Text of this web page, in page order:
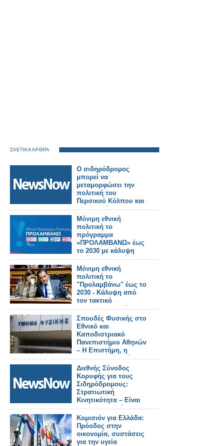
ΣΧΕΤΙΚΑ ΑΡΘΡΑ
Ο σιδηρόδρομος
μπορεί να
μεταμορφώσει την
πολιτική του
Περσικού Κόλπου και
την παγκόσμια
ασφάλεια.
Μόνιμη εθνική
πολιτική το
πρόγραμμα
«ΠΡΟΛΑΜΒΑΝΩ» έως
το 2030 με κάλυψη
από τον Τακτικό
Προϋπολογισμό
Μόνιμη εθνική
πολιτική το
"Προλαμβάνω" έως το
2030 - Κάλυψη από
τον τακτικό
προϋπολογισμό
Σπουδές Φυσικής στο
Εθνικό και
Καποδιστριακό
Πανεπιστήμιο Αθηνών
– Η Επιστήμη, η
Έρευνα, η Διεθνής
Αναγνώριση, οι
Επαγγελματικές
Προοπτικές
Διεθνής Σύνοδος
Κορυφής για τους
Σιδηρόδρομους:
Στρατιωτική
Κινητικότητα – Είναι
οι Ευρωπαϊκοί
Σιδηρόδρομοι έτοιμοι;
Κομισιόν για Ελλάδα:
Πρόοδος στην
οικονομία, συστάσεις
για την υγεία